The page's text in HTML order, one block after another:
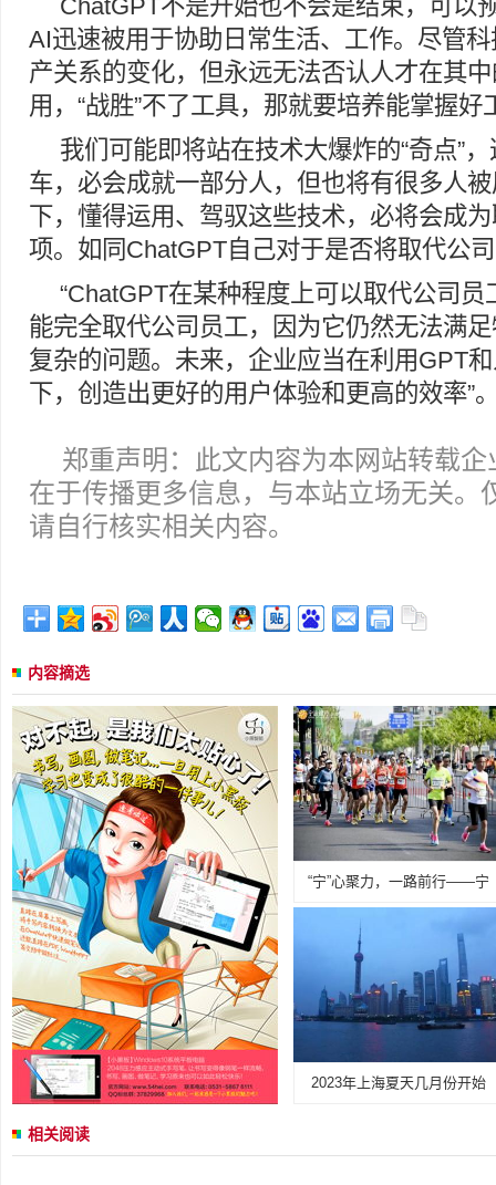
ChatGPT不是开始也不会是结束，可以
AI迅速被用于协助日常生活、工作。尽管
产关系的变化，但永远无法否认人才在其
用，“战胜”不了工具，那就要培养能掌握好
我们可能即将站在技术大爆炸的“奇点”
车，必会成就一部分人，但也将有很多人
下，懂得运用、驾驭这些技术，必将会成
项。如同ChatGPT自己对于是否将取代公
“ChatGPT在某种程度上可以取代公司
能完全取代公司员工，因为它仍然无法满
复杂的问题。未来，企业应当在利用GPT
下，创造出更好的用户体验和更高的效率”
郑重声明：此文内容为本网站转载
在于传播更多信息，与本站立场无关。
请自行核实相关内容。
内容摘选
“宁”心聚力，一路前行——宁
2023年上海夏天几月份开始
相关阅读